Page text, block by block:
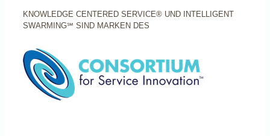
KNOWLEDGE CENTERED SERVICE® UND INTELLIGENT
SWARMING℠ SIND MARKEN DES